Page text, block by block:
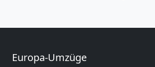
Europa-Umzüge